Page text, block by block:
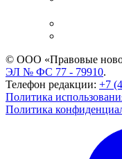
© ООО «Правовые
ЭЛ № ФС 77 - 79910.
Телефон редакции: +7
Политика
Политика